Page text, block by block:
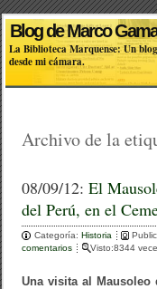
Blog de Marco
La Biblioteca Marquense: Un
desde mi cámara.
Archivo de la
08/09/12:El
del Perú, en el
Categoría:Historia
comentarios
Visto:8344
Una visita al Mausoleo